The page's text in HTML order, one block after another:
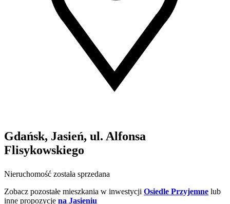
Gdańsk, Jasień, ul. Alfonsa
Flisykowskiego
Nieruchomość została sprzedana
Zobacz pozostałe mieszkania w inwestycji Osiedle Przyjemne lub
inne propozycje na Jasieniu